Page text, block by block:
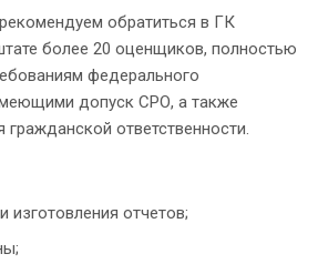
обратиться в ГК
более 20 оценщиков, полностью
федерального
допуск СРО, а также
гражданской ответственности.
изготовления отчетов;